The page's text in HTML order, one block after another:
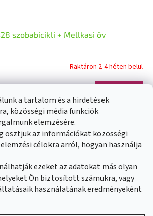
a tartalom és a hirdetések
közösségi média funkciók
elemzésére.
osztjuk az információkat közösségi
célokra arról, hogyan használja
ezeket az adatokat más olyan
Ön biztosított számukra, vagy
használatának eredményeként
szobabicikli + Mellkasi öv
Raktáron 2-4 héten belül
L
i
s
a
i
r
á
összesen11termék
szabályozás
Cookies Kapcsolat